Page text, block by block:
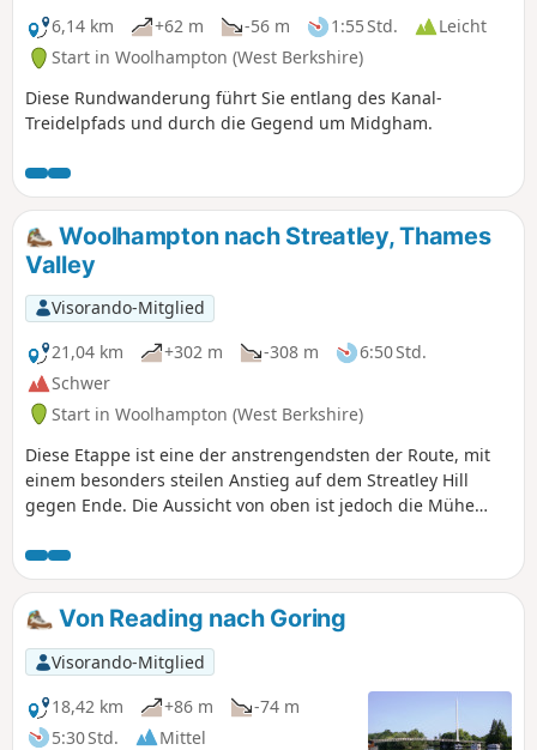
6,14 km
+62 m -56 m 1:55 Std.
Leicht
Start in Woolhampton (West Berkshire)
Diese Rundwanderung führt Sie entlang des Kanal-
Treidelpfads und durch die Gegend um Midgham.
Woolhampton nach Streatley, Thames
Valley
Visorando-Mitglied
21,04 km
+302 m -308 m
6:50 Std.
Schwer
Start in Woolhampton (West Berkshire)
Diese Etappe ist eine der anstrengendsten der Route, mit
einem besonders steilen Anstieg auf dem Streatley Hill
gegen Ende. Die Aussicht von oben ist jedoch die Mühe
Anstieg auf dem Streatley Hill ziemlich anspruchsvoll.
Unterwegs können Sie Folgendes genießen: Kanalboote,
einen ländlichen Friedhof, Wölfe, die Geschichte hinter dem
Namen „Tutts Clump”, blaue Teiche und Brunnenkresse-
Beete, Glockenblumen, Lämmer, alte Erdwerke, seltene
Kreidefelsen und Hügel mit beeindruckender Aussicht.
Von Reading nach Goring
Visorando-Mitglied
18,42 km
+86 m
-74 m
5:30 Std.
Mittel